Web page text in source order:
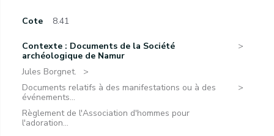
Cote 8.41
Contexte : Documents de la Société
archéologique de Namur
Jules Borgnet.
Documents relatifs à des manifestations ou à des
événements...
Règlement de l'Association d'hommes pour
l'adoration...